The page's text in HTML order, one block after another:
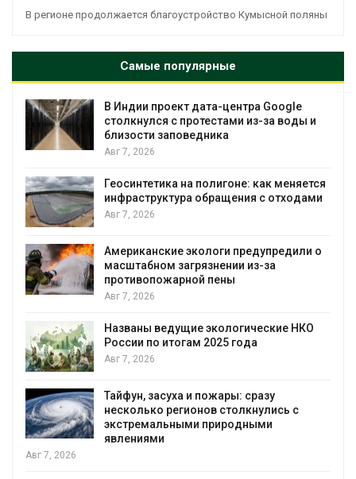
В регионе продолжается благоустройство Кумысной поляны
Самые популярные
В Индии проект дата-центра Google
столкнулся с протестами из-за воды и
близости заповедника
Авг 7, 2026
Геосинтетика на полигоне: как меняется
инфраструктура обращения с отходами
Авг 7, 2026
Американские экологи предупредили о
масштабном загрязнении из-за
противопожарной пены
Авг 7, 2026
Названы ведущие экологические НКО
России по итогам 2025 года
Авг 7, 2026
Тайфун, засуха и пожары: сразу
несколько регионов столкнулись с
экстремальными природными
явлениями
Авг 7, 2026